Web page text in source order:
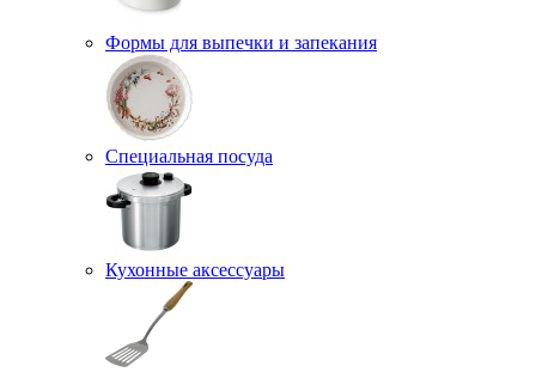
Формы для выпечки и запекания
Специальная посуда
Кухонные аксессуары